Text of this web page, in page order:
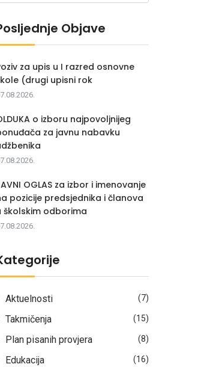
Objave
za upis u I razred osnovne
(drugi upisni rok
o izboru najpovoljnijeg
za javnu nabavku
OGLAS za izbor i imenovanje
pozicije predsjednika i članova
školskim odborima
Aktuelnosti (7)
Takmičenja (15)
Plan pisanih provjera (8)
Edukacija (16)